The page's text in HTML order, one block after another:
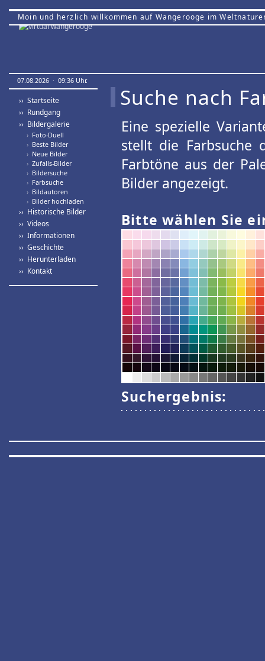
Moin und herzlich willkommen auf Wangerooge im
07.08.2026 · 09:36 Uhr.
›› Startseite
›› Rundgang
›› Bildergalerie
› Foto-Duell
› Beste Bilder
› Neue Bilder
› Zufalls-Bilder
› Bildersuche
› Farbsuche
› Bildautoren
› Bilder hochladen
›› Historische Bilder
›› Videos
›› Informationen
›› Geschichte
›› Herunterladen
›› Kontakt
Suche nach
Eine spezielle
stellt die Farbsuche
Farbtöne aus der
Bilder angezeigt.
Bitte wählen Sie
Suchergebnis: